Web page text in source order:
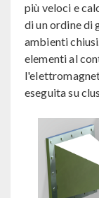
più veloci e
di un ordine di
ambienti
elementi al
eseguita su